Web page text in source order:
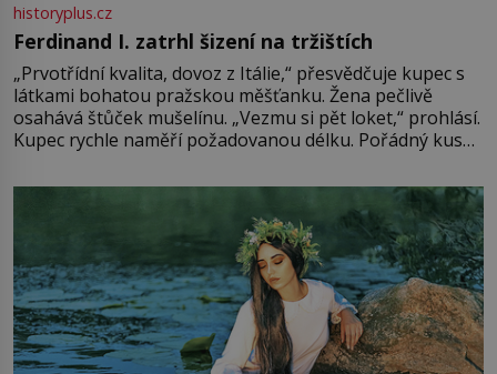
historyplus.cz
Ferdinand I. zatrhl šizení na tržištích
„Prvotřídní kvalita, dovoz z Itálie,“ přesvědčuje kupec s
látkami bohatou pražskou měšťanku. Žena pečlivě
osahává štůček mušelínu. „Vezmu si pět loket,“ prohlásí.
Kupec rychle naměří požadovanou délku. Pořádný kus
milostpaní. Stačí jenom na sukni,“ zhodnotí švadlena
množství růžového mušelínu. „Ošidili vás, podívejte.“
Vezme do ruky dřevěnou